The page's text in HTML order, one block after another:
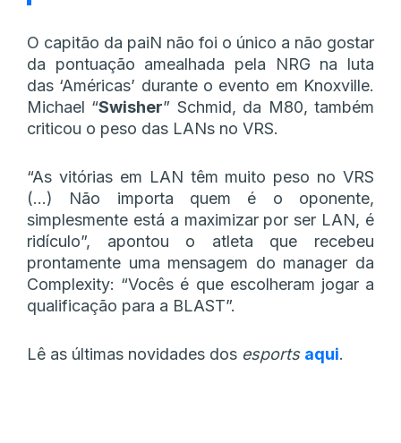
O capitão da paiN não foi o único a não gostar
da pontuação amealhada pela NRG na luta
das ‘Américas’ durante o evento em Knoxville.
Michael “Swisher” Schmid, da M80, também
criticou o peso das LANs no VRS.
“As vitórias em LAN têm muito peso no VRS
(…) Não importa quem é o oponente,
simplesmente está a maximizar por ser LAN, é
ridículo”, apontou o atleta que recebeu
prontamente uma mensagem do manager da
Complexity: “Vocês é que escolheram jogar a
qualificação para a BLAST”.
Lê as últimas novidades dos esports aqui.